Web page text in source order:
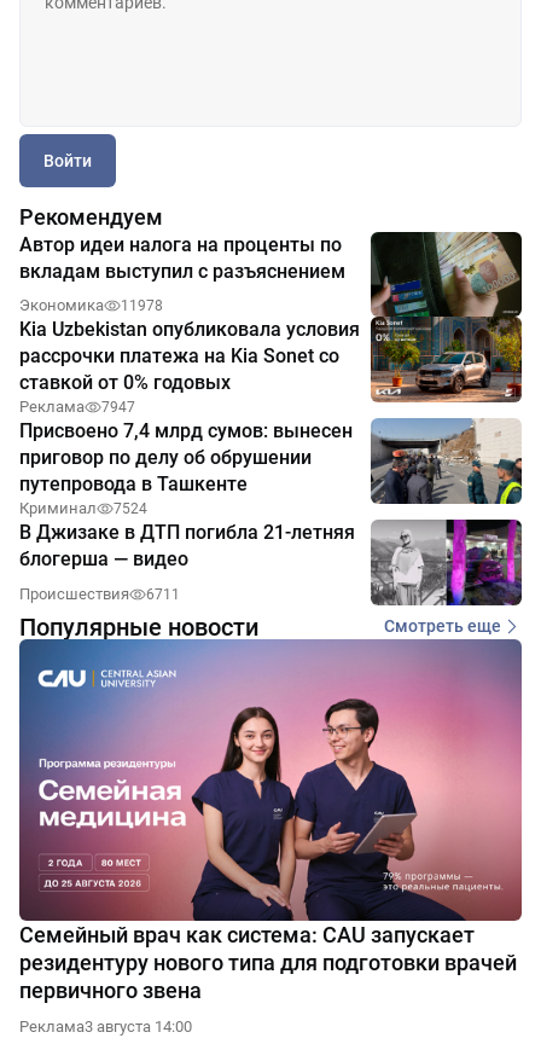
Войти
Рекомендуем
Автор идеи налога на проценты по
вкладам выступил с разъяснением
Экономика 11978
Kia Uzbekistan опубликовала условия
рассрочки платежа на Kia Sonet со
ставкой от 0% годовых
Реклама 7947
Присвоено 7,4 млрд сумов: вынесен
приговор по делу об обрушении
путепровода в Ташкенте
Криминал 7524
В Джизаке в ДТП погибла 21-летняя
блогерша — видео
Происшествия 6711
Популярные новости Смотреть еще
Семейный врач как система: CAU запускает
резидентуру нового типа для подготовки врачей
первичного звена
Реклама3 августа 14:00